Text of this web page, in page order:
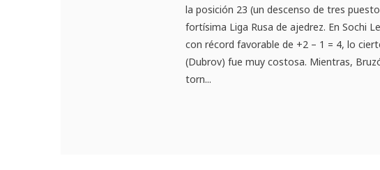
la posición 23 (un descenso de tres
fortísima Liga Rusa de ajedrez. En Sochi
con récord favorable de +2 – 1 = 4, lo
(Dubrov) fue muy costosa. Mientras,
torn...